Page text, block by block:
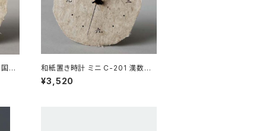
字
和紙置き時計 ミニ C-201 漢数字
【在庫なくなり次第終了】
¥3,520